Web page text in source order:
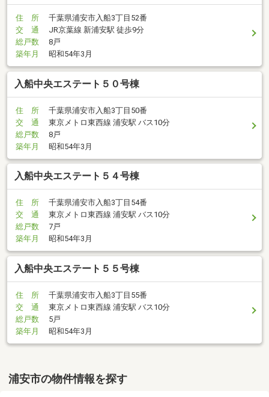
住 所
千葉県浦安市入船3丁目52番
交 通
JR京葉線 新浦安駅 徒歩9分
総戸数
8戸
築年月
昭和54年3月
入船中央エステート５０号棟
住 所
千葉県浦安市入船3丁目50番
交 通
東京メトロ東西線 浦安駅 バス10分
総戸数
8戸
築年月
昭和54年3月
入船中央エステート５４号棟
住 所
千葉県浦安市入船3丁目54番
交 通
東京メトロ東西線 浦安駅 バス10分
総戸数
7戸
築年月
昭和54年3月
入船中央エステート５５号棟
住 所
千葉県浦安市入船3丁目55番
交 通
東京メトロ東西線 浦安駅 バス10分
総戸数
5戸
築年月
昭和54年3月
浦安市の物件情報を探す